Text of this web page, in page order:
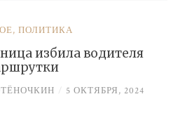
, ПОЛИТИКА
избила водителя
/ 5 ОКТЯБРЯ, 2024